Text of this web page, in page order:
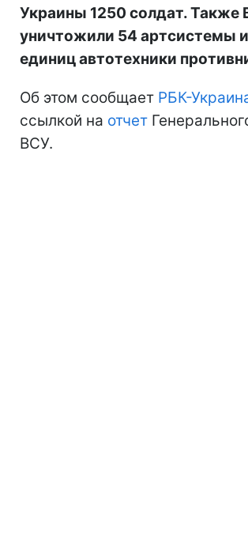
Украины 1250 солдат. Также
уничтожили 54 артсистемы
единиц автотехники
Об этом сообщает РБК-
ссылкой на отчет
ВСУ.